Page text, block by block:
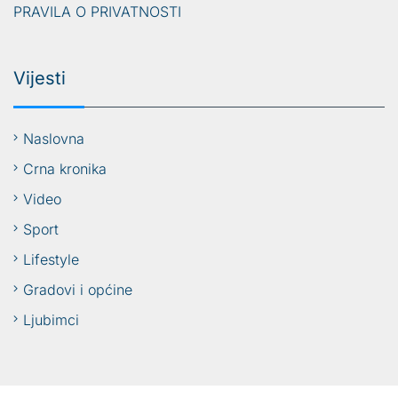
PRAVILA O PRIVATNOSTI
Vijesti
Naslovna
Crna kronika
Video
Sport
Lifestyle
Gradovi i općine
Ljubimci